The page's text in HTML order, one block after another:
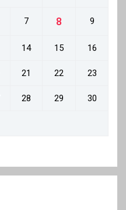
7 8 9
14 15 16
21 22 23
28 29 30